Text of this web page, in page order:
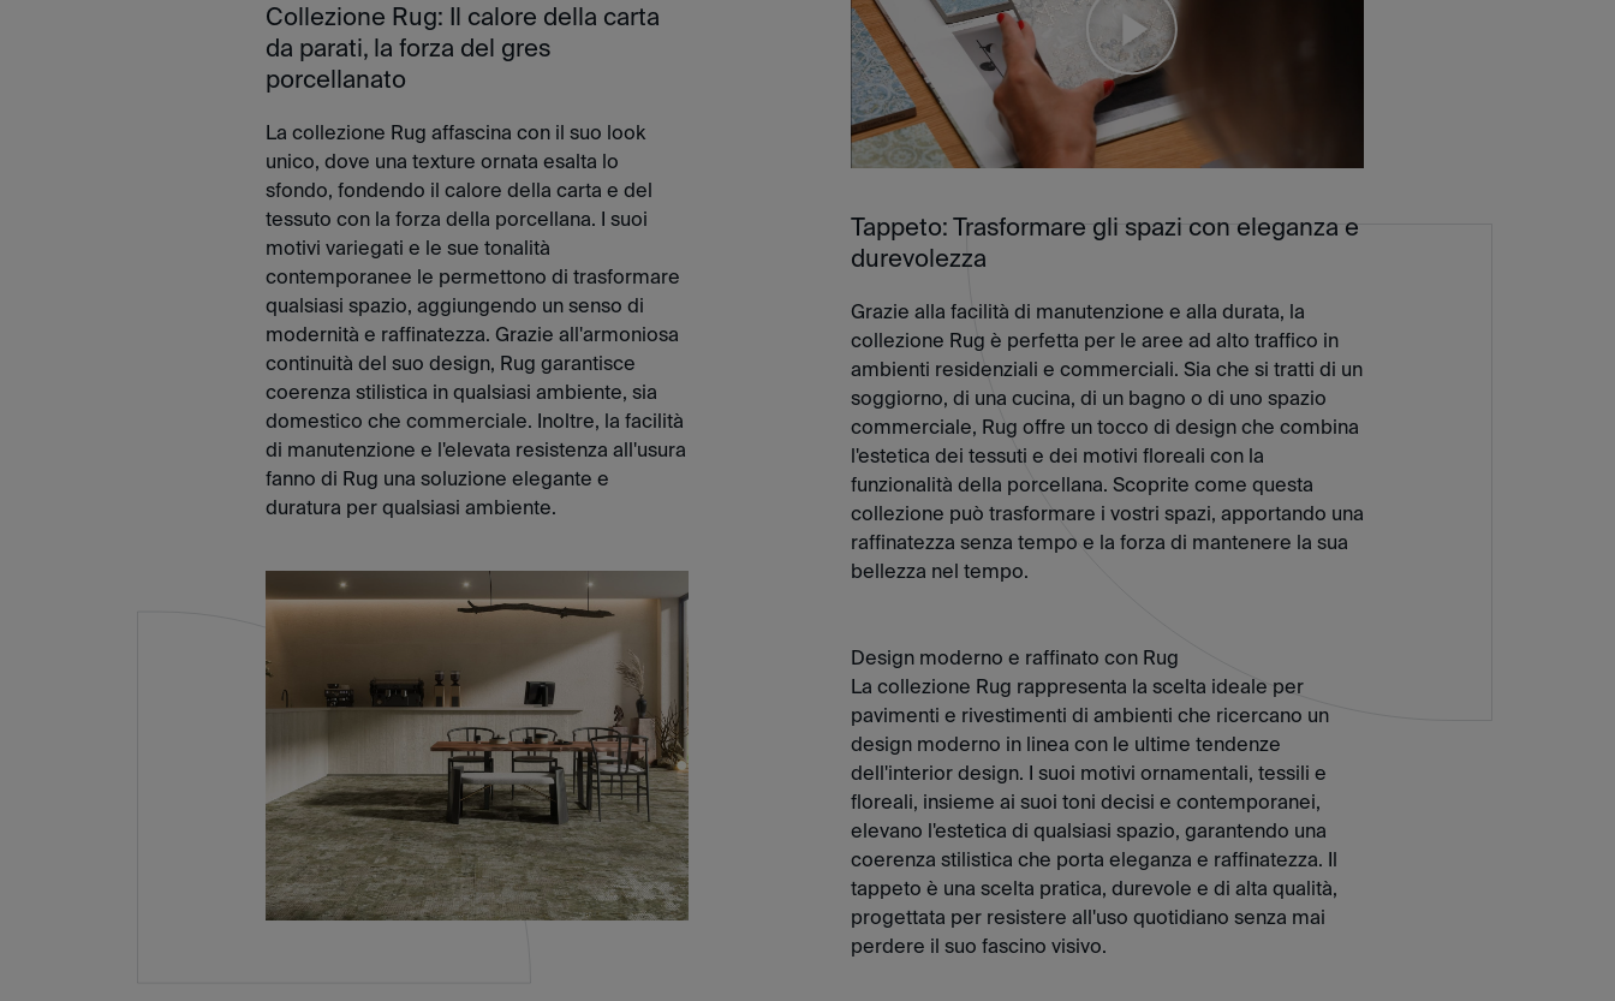
Collezione Rug: Il calore della carta
da parati, la forza del gres
porcellanato
La collezione Rug affascina con il suo look
unico, dove una texture ornata esalta lo
sfondo, fondendo il calore della carta e del
tessuto con la forza della porcellana. I suoi
motivi variegati e le sue tonalità
contemporanee le permettono di trasformare
qualsiasi spazio, aggiungendo un senso di
modernità e raffinatezza. Grazie all'armoniosa
continuità del suo design, Rug garantisce
coerenza stilistica in qualsiasi ambiente, sia
domestico che commerciale. Inoltre, la facilità
di manutenzione e l'elevata resistenza all'usura
fanno di Rug una soluzione elegante e
duratura per qualsiasi ambiente.
Tappeto: Trasformare gli spazi con eleganza e
durevolezza
Grazie alla facilità di manutenzione e alla durata, la
collezione Rug è perfetta per le aree ad alto traffico in
ambienti residenziali e commerciali. Sia che si tratti di un
soggiorno, di una cucina, di un bagno o di uno spazio
commerciale, Rug offre un tocco di design che combina
l'estetica dei tessuti e dei motivi floreali con la
funzionalità della porcellana. Scoprite come questa
collezione può trasformare i vostri spazi, apportando una
raffinatezza senza tempo e la forza di mantenere la sua
bellezza nel tempo.
Design moderno e raffinato con Rug
La collezione Rug rappresenta la scelta ideale per
pavimenti e rivestimenti di ambienti che ricercano un
design moderno in linea con le ultime tendenze
dell'interior design. I suoi motivi ornamentali, tessili e
floreali, insieme ai suoi toni decisi e contemporanei,
elevano l'estetica di qualsiasi spazio, garantendo una
coerenza stilistica che porta eleganza e raffinatezza. Il
tappeto è una scelta pratica, durevole e di alta qualità,
progettata per resistere all'uso quotidiano senza mai
perdere il suo fascino visivo.